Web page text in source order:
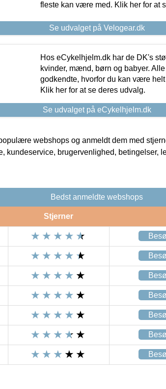
fleste kan være med. Klik her for at
Se udvalget på Velogear.dk
Hos eCykelhjelm.dk har de DK's
kvinder, mænd, børn og babyer.
godkendte, hvorfor du kan være
Klik her for at se deres udvalg.
Se udvalget på eCykelhjelm.dk
webshops og anmeldt dem med
kundeservice, brugervenlighed, betingelser,
Bedst anmeldte webshops
Stjerner